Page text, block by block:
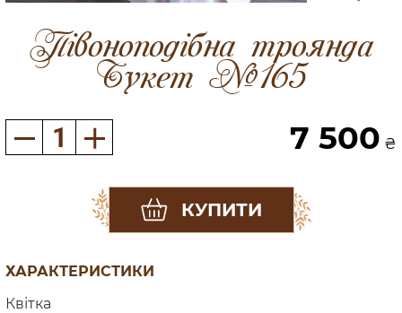
Півоноподібна троянда
Букет №165
7 500 ₴
КУПИТИ
ХАРАКТЕРИСТИКИ
Квітка